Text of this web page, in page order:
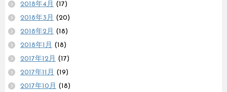
2018年4月 (17)
2018年3月 (20)
2018年2月 (18)
2018年1月 (18)
2017年12月 (17)
2017年11月 (19)
2017年10月 (18)